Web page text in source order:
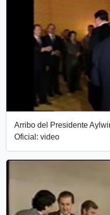
Arribo del Presidente
Oficial: video